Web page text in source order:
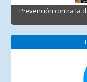
Prevención contra la